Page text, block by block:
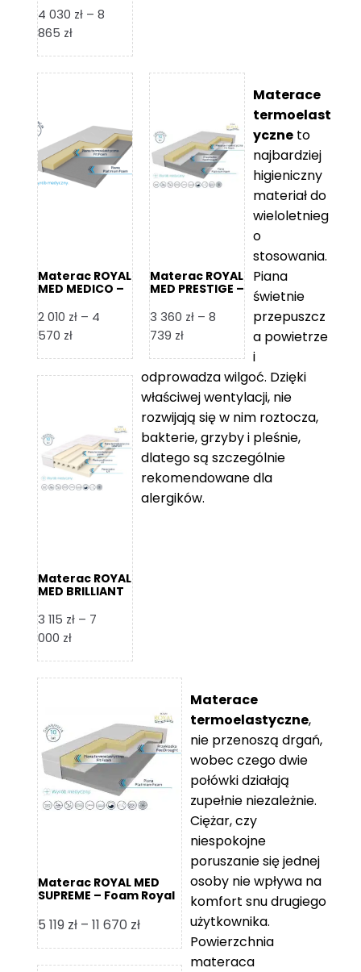
4 030 zł – 8
865 złZakres
od
do
8
865 zł
Materac ROYAL
MED MEDICO –
2 010 zł – 4
570 złZakres
od
4
570 zł
Materac ROYAL
MED PRESTIGE –
3 360 zł – 8
739 złZakres
od
3
360 zł
do
8
739 zł
Materac ROYAL
MED BRILLIANT
3 115 zł – 7
000 złZakres
od
7
000 zł
Materace
termoelast
yczne to
najbardziej
higieniczny
materiał do
wieloletnieg
o
stosowania.
Piana
świetnie
przepuszcz
a powietrze
i
odprowadza wilgoć. Dzięki
właściwej wentylacji, nie
rozwijają się w nim roztocza,
bakterie, grzyby i pleśnie,
dlatego są szczególnie
rekomendowane dla
alergików.
Materac ROYAL MED
SUPREME – Foam Royal
5 119 zł – 11 670 złZakres
cen:
od
Materace
termoelastyczne,
nie przenoszą drgań,
wobec czego dwie
połówki działają
zupełnie niezależnie.
Ciężar, czy
niespokojne
poruszanie się jednej
osoby nie wpływa na
komfort snu drugiego
użytkownika.
Powierzchnia
materaca